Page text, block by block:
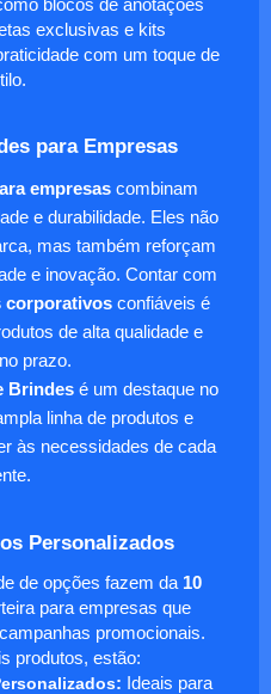
blocos de anotações
exclusivas e kits
com um toque de
para Empresas
empresas combinam
e durabilidade. Eles não
mas também reforçam
e inovação. Contar com
corporativos confiáveis é
de alta qualidade e
prazo.
Brindes é um destaque no
linha de produtos e
às necessidades de cada
Personalizados
de opções fazem da 10
para empresas que
promocionais.
produtos, estão:
: Ideais para